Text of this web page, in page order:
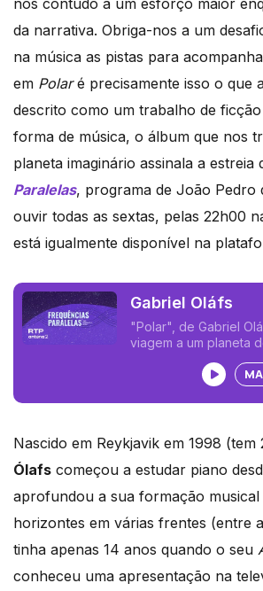
da narrativa. Obriga-nos a um
na música as pistas para
em Polaré precisamente isso o que
descrito como um trabalho de
forma de música, o álbum que nos
planeta imaginário assinala a estreia
Paralelas, programa de João Pedro
ouvir todas as sextas, pelas 22h00
está igualmente disponível na
Gabriel Oláfs
"Polar", de Gabriel
viagem a um planeta
Nascido em Reykjavik em 1998 (tem
Ólafs começou a estudar piano
aprofundou a sua formação musical
horizontes em várias frentes (entre
tinha apenas 14 anos quando o seu
conheceu uma apresentação na